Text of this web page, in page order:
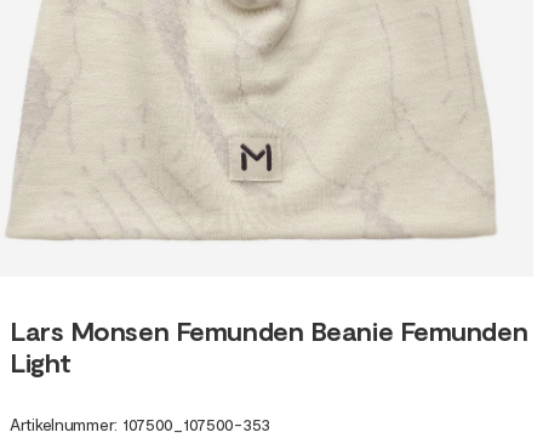
Lars Monsen Femunden Beanie Femunden
Light
Artikelnummer: 107500 107500-353